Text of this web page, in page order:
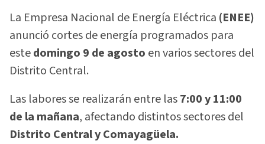
La Empresa Nacional de Energía Eléctrica (ENEE)
anunció cortes de energía programados para
estedomingo 9 de agosto en varios sectores del
Distrito Central.
Las labores se realizarán entre las7:00 y 11:00
de la mañana, afectando distintos sectores del
Distrito Central y Comayagüela.